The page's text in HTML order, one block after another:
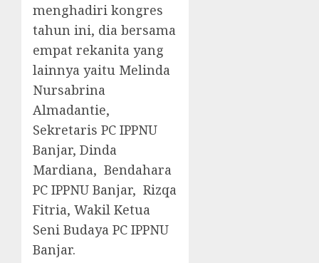
menghadiri kongres
tahun ini, dia bersama
empat rekanita yang
lainnya yaitu Melinda
Nursabrina
Almadantie,
Sekretaris PC IPPNU
Banjar, Dinda
Mardiana, Bendahara
PC IPPNU Banjar, Rizqa
Fitria, Wakil Ketua
Seni Budaya PC IPPNU
Banjar.